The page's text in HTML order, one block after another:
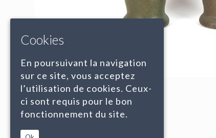
Cookies
En poursuivant la navigation
sur ce site, vous acceptez
l’utilisation de cookies. Ceux-
ci sont requis pour le bon
fonctionnement du site.